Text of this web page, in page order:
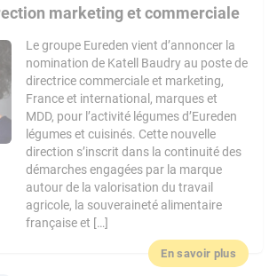
marketing et commerciale
Le groupe Eureden vient d’annoncer la
nomination de Katell Baudry au poste de
directrice commerciale et marketing,
France et international, marques et
MDD, pour l’activité légumes d’Eureden
légumes et cuisinés. Cette nouvelle
direction s’inscrit dans la continuité des
démarches engagées par la marque
autour de la valorisation du travail
agricole, la souveraineté alimentaire
française et […]
En savoir plus